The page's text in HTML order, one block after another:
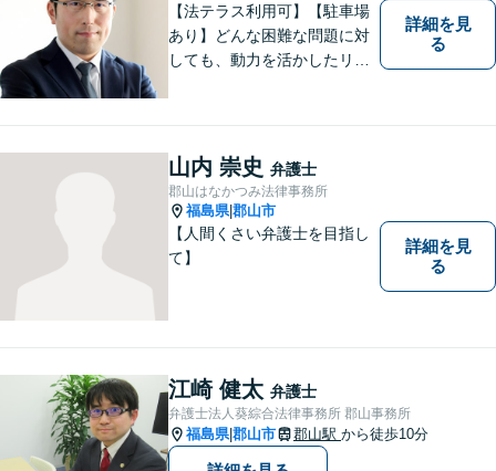
【法テラス利用可】【駐車場
あり】どんな困難な問題に対
しても、動力を活かしたリー
いた案件は1日でも早く解決す
るよう努力することで早期解
決を目指します。 お気軽にご
相談ください。
詳細を見
る
山内 崇史 弁護士
郡山はなかつみ法律事務所
福島県|郡山市
【人間くさい弁護士を目指し
て】
詳細を見
る
江崎 健太 弁護士
弁護士法人葵綜合法律事務所 郡山事務所
福島県|郡山市 郡山駅 から徒歩10分